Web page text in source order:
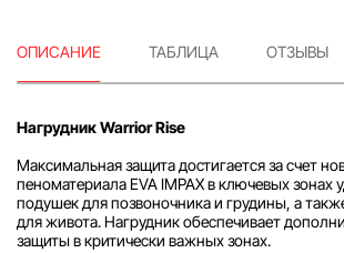
ОПИСАНИЕ ТАБЛИЦА ОТЗЫВЫ
Нагрудник Warrior Rise
Максимальная защита достигается за счет
пеноматериала EVA IMPAX в ключевых зонах
подушек для позвоночника и грудины, а
для живота. Нагрудник обеспечивает
защиты в критически важных зонах.